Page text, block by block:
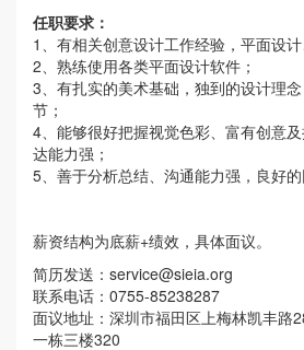
任职要求：
1、有相关创意设计工作经验，平面设
2、熟练使用各类平面设计软件；
3、有扎实的美术基础，独到的设计理
节；
4、能够很好把握视觉色彩、富有创意
达能力强；
5、善于分析总结、沟通能力强，良好的
薪资结构为底薪+绩效，具体面议。
简历发送： service@sieia.org
联系电话：0755-85238287
面议地址：深圳市福田区上梅林凯丰路
一栋三楼320